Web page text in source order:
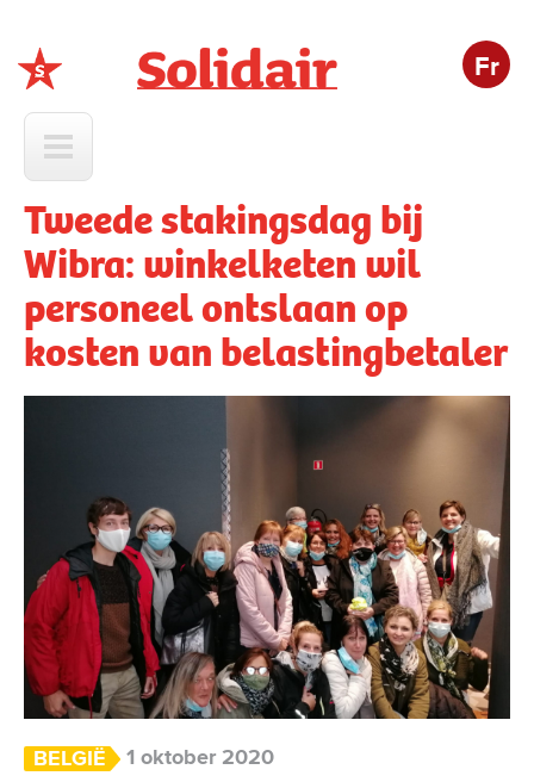
Fr
Tweede stakingsdag bij
Wibra: winkelketen wil
personeel ontslaan op
kosten van belastingbetaler
BELGIË
1 oktober 2020